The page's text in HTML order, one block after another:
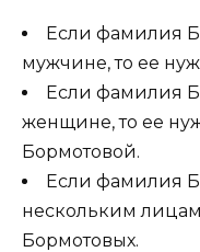
Если фамилия
мужчине, то ее
Если фамилия
женщине, то ее
Бормотовой.
Если фамилия
нескольким
Бормотовых.